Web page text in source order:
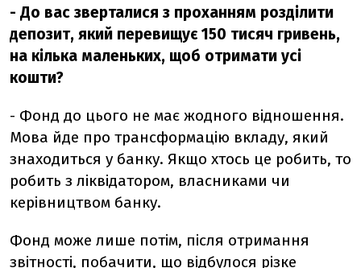
- До вас зверталися з проханням розділити
депозит, який перевищує 150 тисяч гривень,
на кілька маленьких, щоб отримати усі
кошти?
- Фонд до цього не має жодного відношення.
Мова йде про трансформацію вкладу, який
знаходиться у банку. Якщо хтось це робить, то
робить з ліквідатором, власниками чи
керівництвом банку.
Фонд може лише потім, після отримання
звітності, побачити, що відбулося різке